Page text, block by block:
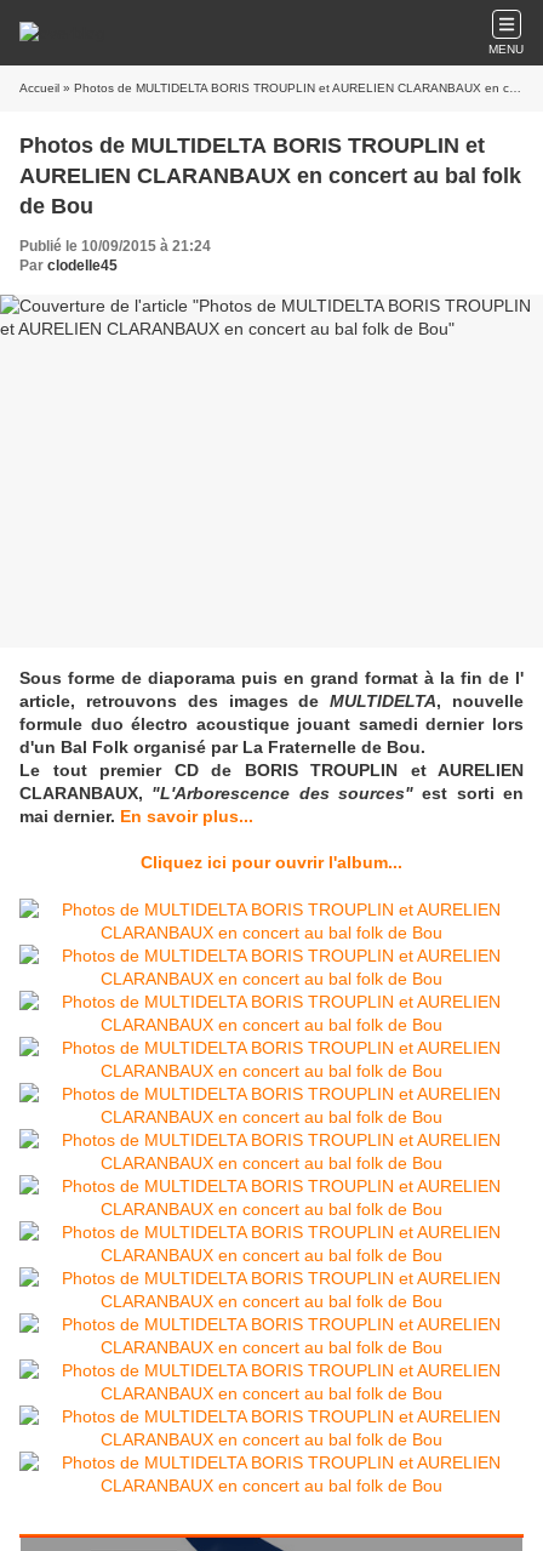
MENU
Accueil » Photos de MULTIDELTA BORIS TROUPLIN et AURELIEN CLARANBAUX en concert au bal folk de Bou
Photos de MULTIDELTA BORIS TROUPLIN et
AURELIEN CLARANBAUX en concert au bal folk
de Bou
Publié le 10/09/2015 à 21:24
Par clodelle45
Sous forme de diaporama puis en grand format à la fin de l'
article, retrouvons des images de MULTIDELTA, nouvelle
formule duo électro acoustiquejouant samedi dernier lors
d'un Bal Folk organisé par La Fraternelle de Bou.
Le tout premier CD de BORIS TROUPLIN et AURELIEN
CLARANBAUX, "L'Arborescence des sources"est sorti en
mai dernier. En savoir plus...
Cliquez ici pour ouvrir l'album...